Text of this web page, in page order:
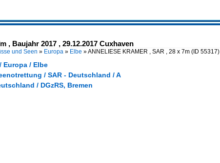
, Baujahr 2017 , 29.12.2017 Cuxhaven
und Seen » Europa » Elbe »ANNELIESE KRAMER , SAR , 28 x 7m (ID 55317)
Europa / Elbe
/ SAR - Deutschland / A
/ DGzRS, Bremen